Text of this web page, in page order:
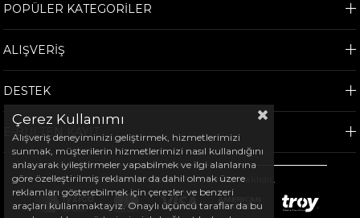
POPÜLER KATEGORİLER
ALIŞVERİŞ
DESTEK
E-BÜLTEN KAYIT
©2026Arem Spor - Tüm hakları saklıdır.
Çerez Kullanımı
Alışveriş deneyiminizi geliştirmek, hizmetlerimizi
sunmak, müşterilerin hizmetlerimizi nasıl kullandığını
anlayarak iyileştirmeler yapabilmek ve ilgi alanlarına
göre özelleştirilmiş reklamlar da dahil olmak üzere
reklamları gösterebilmek için çerezler ve benzeri
araçları kullanmaktayız. Onaylı üçüncü taraflar da bu